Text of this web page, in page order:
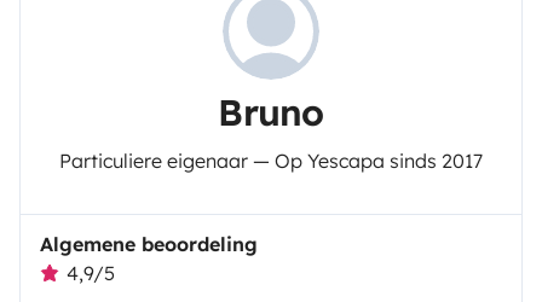
Bruno
Particuliere eigenaar — Op Yescapa sinds 2017
Algemene beoordeling
4,9/5